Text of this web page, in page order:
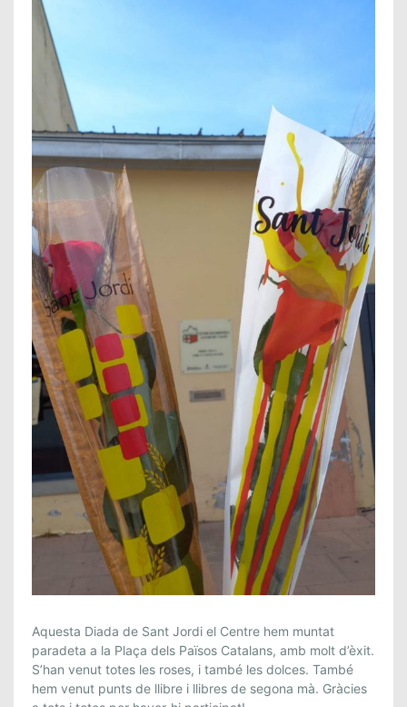
È
X
I
T
Aquesta Diada de Sant Jordi el Centre hem muntat
paradeta a la Plaça dels Països Catalans, amb molt d’èxit.
S’han venut totes les roses, i també les dolces. També
hem venut punts de llibre i llibres de segona mà. Gràcies